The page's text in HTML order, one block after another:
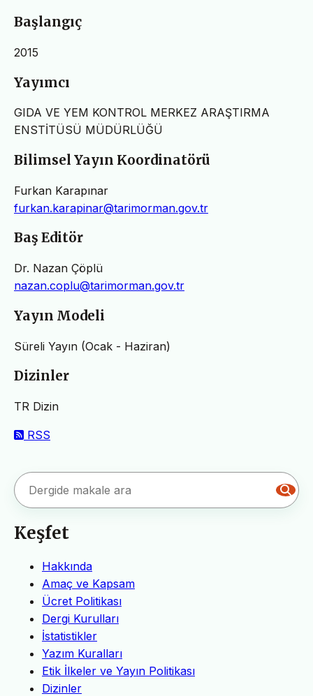
Başlangıç
2015
Yayımcı
GIDA VE YEM KONTROL MERKEZ ARAŞTIRMA
ENSTİTÜSÜ MÜDÜRLÜĞÜ
Bilimsel Yayın Koordinatörü
Furkan Karapınar
furkan.karapinar@tarimorman.gov.tr
Baş Editör
Dr. Nazan Çöplü
nazan.coplu@tarimorman.gov.tr
Yayın Modeli
Süreli Yayın (Ocak - Haziran)
Dizinler
TR Dizin
RSS
Keşfet
Hakkında
Amaç ve Kapsam
Ücret Politikası
Dergi Kurulları
İstatistikler
Yazım Kuralları
Etik İlkeler ve Yayın Politikası
Dizinler